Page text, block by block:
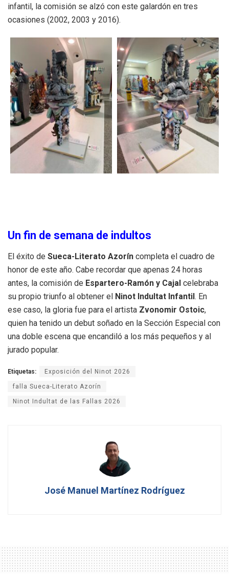
infantil, la comisión se alzó con este galardón en tres
ocasiones (2002, 2003 y 2016).
Un fin de semana de indultos
El éxito de Sueca-Literato Azorín completa el cuadro de
honor de este año. Cabe recordar que apenas 24 horas
antes, la comisión de Espartero-Ramón y Cajal celebraba
su propio triunfo al obtener el
Ninot Indultat Infantil . En
ese caso, la gloria fue para el artista Zvonomir Ostoic,
quien ha tenido un debut soñado en la Sección Especial con
una doble escena que encandiló a los más pequeños y al
jurado popular.
Etiquetas: Exposición del Ninot 2026
falla Sueca-Literato Azorín
Ninot Indultat de las Fallas 2026
José Manuel Martínez Rodríguez